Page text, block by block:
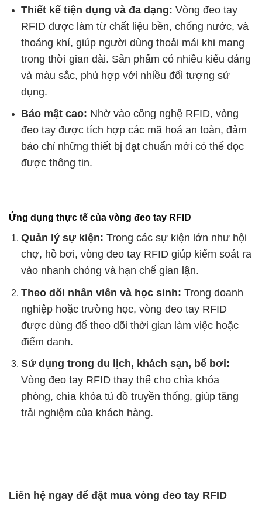
Thiết kế tiện dụng và đa dạng: Vòng đeo tay
RFID được làm từ chất liệu bền, chống nước, và
thoáng khí, giúp người dùng thoải mái khi mang
trong thời gian dài. Sản phẩm có nhiều kiểu dáng
và màu sắc, phù hợp với nhiều đối tượng sử
dụng.
Bảo mật cao: Nhờ vào công nghệ RFID, vòng
đeo tay được tích hợp các mã hoá an toàn, đảm
bảo chỉ những thiết bị đạt chuẩn mới có thể đọc
được thông tin.
Ứng dụng thực tế của vòng đeo tay RFID
Quản lý sự kiện: Trong các sự kiện lớn như hội
chợ, hồ bơi, vòng đeo tay RFID giúp kiểm soát ra
vào nhanh chóng và hạn chế gian lận.
Theo dõi nhân viên và học sinh: Trong doanh
nghiệp hoặc trường học, vòng đeo tay RFID
được dùng để theo dõi thời gian làm việc hoặc
điểm danh.
Sử dụng trong du lịch, khách sạn, bể bơi:
Vòng đeo tay RFID thay thế cho chìa khóa
phòng, chìa khóa tủ đồ truyền thống, giúp tăng
trải nghiệm của khách hàng.
Liên hệ ngay để đặt mua vòng đeo tay RFID